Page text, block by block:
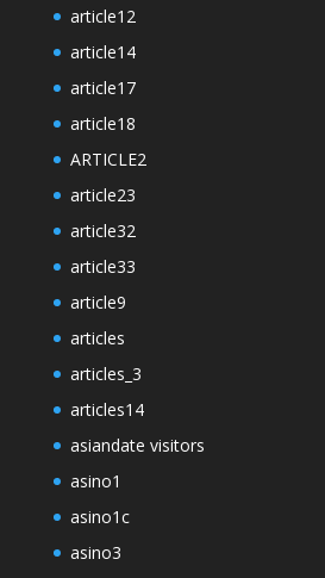
article12
article14
article17
article18
ARTICLE2
article23
article32
article33
article9
articles
articles_3
articles14
asiandate visitors
asino1
asino1c
asino3